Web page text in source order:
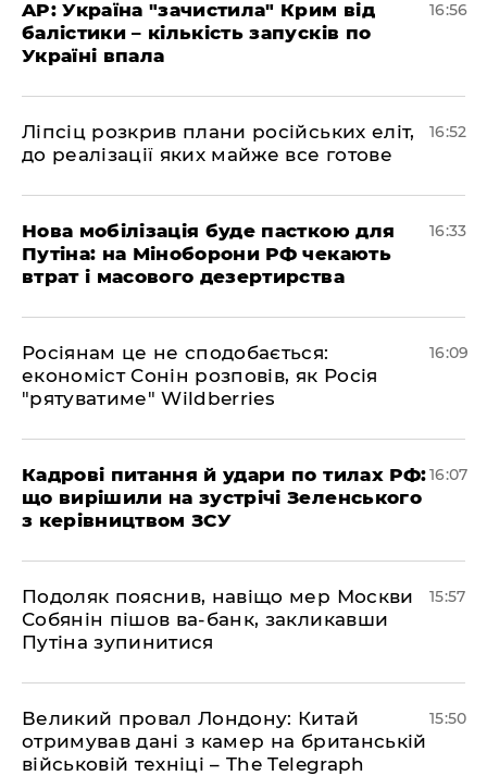
​AP: Україна "зачистила" Крим від
балістики – кількість запусків по
Україні впала
16:56
​Ліпсіц розкрив плани російських еліт,
до реалізації яких майже все готове
16:52
Нова мобілізація буде пасткою для
Путіна: на Міноборони РФ чекають
втрат і масового дезертирства
16:33
Росіянам це не сподобається:
економіст Сонін розповів, як Росія
"рятуватиме" Wildberries
16:09
Кадрові питання й удари по тилах РФ:
що вирішили на зустрічі Зеленського
з керівництвом ЗСУ
16:07
Подоляк пояснив, навіщо мер Москви
Собянін пішов ва-банк, закликавши
Путіна зупинитися
15:57
Великий провал Лондону: Китай
отримував дані з камер на британській
військовій техніці – The Telegraph
15:50